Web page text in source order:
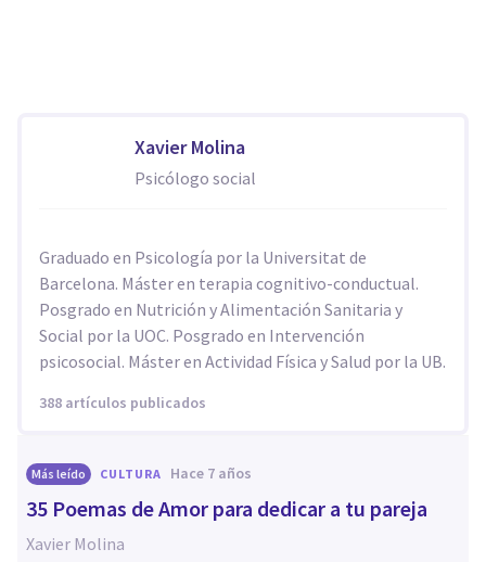
Xavier Molina
Psicólogo social
Graduado en Psicología por la Universitat de
Barcelona. Máster en terapia cognitivo-conductual.
Posgrado en Nutrición y Alimentación Sanitaria y
Social por la UOC. Posgrado en Intervención
psicosocial. Máster en Actividad Física y Salud por la UB.
388 artículos publicados
Más leído CULTURA hace 7 años
35 Poemas de Amor para dedicar a tu pareja
Xavier Molina